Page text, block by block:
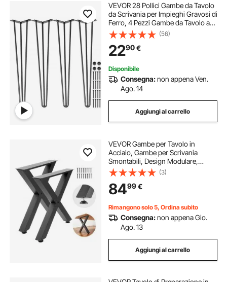
VEVOR 28 Pollici Gambe da Tavolo
da Scrivania per Impieghi Gravosi di
Ferro, 4 Pezzi Gambe da Tavolo a
Forcina per Scrivania, Adatte per
Tavolini, Divani, Panche in Legno,
Seggioloni, Tavolini da Bar
(56)
2290€
Disponibile
Consegna:non appena Ven.
Ago. 14
Aggiungi al carrello
VEVOR Gambe per Tavolo in
Acciaio, Gambe per Scrivania
Smontabili, Design Modulare,
Struttura a X Stabile, Facile da
Montare, Carico Max. 1000 kg, 2
Pezzi, 75 x 76 cm, per Tavoli da Bar
e da Lavoro
(3)
8499€
Rimangono solo 5, Ordina subito
Consegna:non appena Gio.
Ago. 13
Aggiungi al carrello